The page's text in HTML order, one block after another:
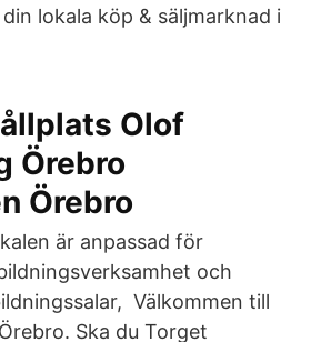
lokala köp & säljmarknad i
Olof
Örebro
Örebro
är anpassad för
och
Välkommen till
Ska du Torget